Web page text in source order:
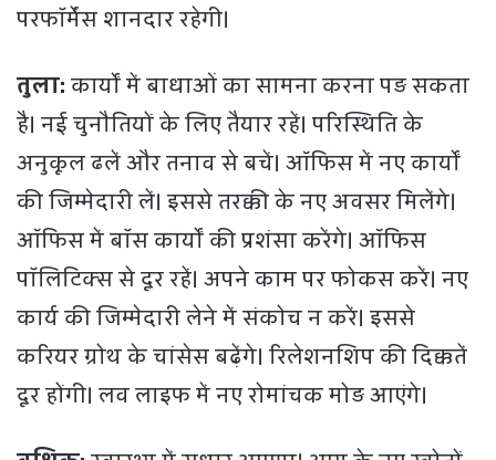
परफॉर्मेंस शानदार रहेगी।
तुला:कार्यों में बाधाओं का सामना करना पड़ सकता
है। नई चुनौतियों के लिए तैयार रहें। परिस्थिति के
अनुकूल ढलें और तनाव से बचें। ऑफिस में नए कार्यों
की जिम्मेदारी लें। इससे तरक्की के नए अवसर मिलेंगे।
ऑफिस में बॉस कार्यों की प्रशंसा करेंगे। ऑफिस
पॉलिटिक्स से दूर रहें। अपने काम पर फोकस करें। नए
कार्य की जिम्मेदारी लेने में संकोच न करें। इससे
करियर ग्रोथ के चांसेस बढ़ेंगे। रिलेशनशिप की दिक्कतें
दूर होंगी। लव लाइफ में नए रोमांचक मोड़ आएंगे।